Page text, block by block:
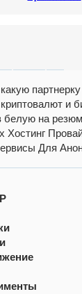
и
белую на
Хостинг
Для